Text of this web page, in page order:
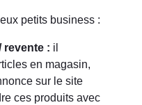
petits business :
revente : il
en magasin,
sur le site
ces produits avec